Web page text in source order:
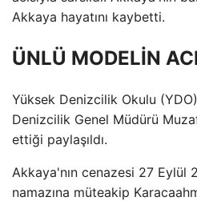
Akkaya hayatını kaybetti.
ÜNLÜ MODELİN
Yüksek Denizcilik Okulu
Denizcilik Genel Müdürü
ettiği paylaşıldı.
Akkaya'nın cenazesi 27 Eylül
namazına müteakip